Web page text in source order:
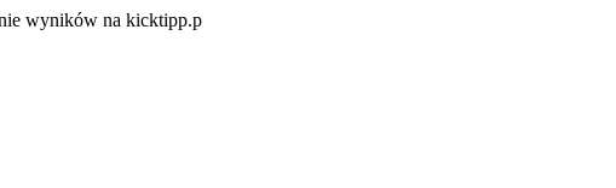
wyników na kicktipp.pZacznij